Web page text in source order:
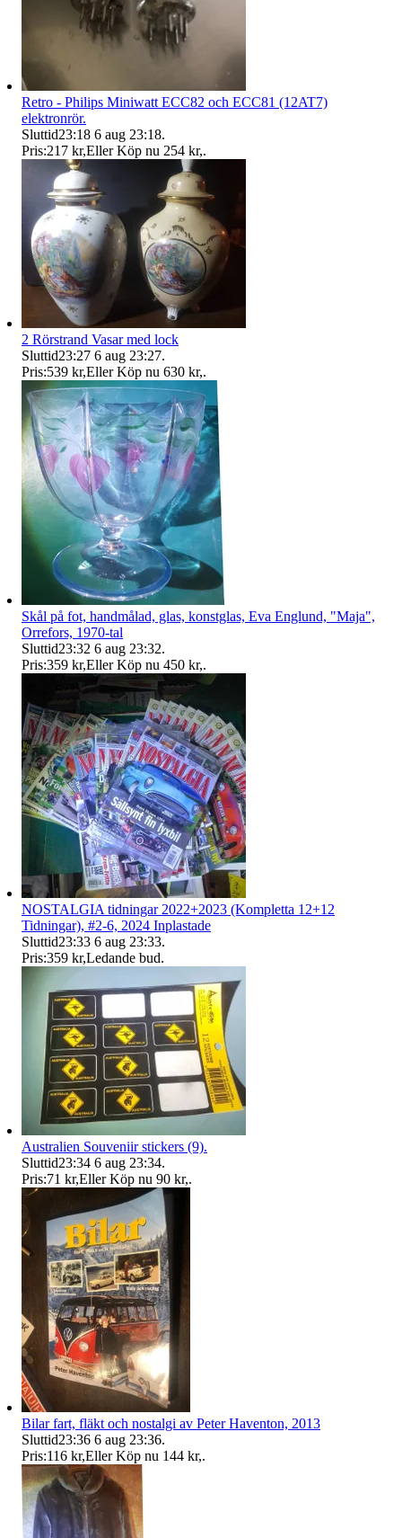
Retro - Philips Miniwatt ECC82 och ECC81 (12AT7)
elektronrör.
Sluttid23:18 6 aug 23:18.
Pris:217 kr,Eller Köp nu 254 kr,.
2 Rörstrand Vasar med lock
Sluttid23:27 6 aug 23:27.
Pris:539 kr,Eller Köp nu 630 kr,.
Skål på fot, handmålad, glas, konstglas, Eva Englund, "Maja",
Orrefors, 1970-tal
Sluttid23:32 6 aug 23:32.
Pris:359 kr,Eller Köp nu 450 kr,.
NOSTALGIA tidningar 2022+2023 (Kompletta 12+12
Tidningar), #2-6, 2024 Inplastade
Sluttid23:33 6 aug 23:33.
Pris:359 kr,Ledande bud.
Australien Souveniir stickers (9).
Sluttid23:34 6 aug 23:34.
Pris:71 kr,Eller Köp nu 90 kr,.
Bilar fart, fläkt och nostalgi av Peter Haventon, 2013
Sluttid23:36 6 aug 23:36.
Pris:116 kr,Eller Köp nu 144 kr,.